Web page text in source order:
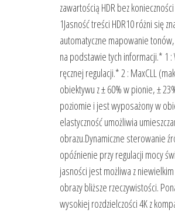
zawartością HDR bez
1Jasność treści HDR10 różni się
automatyczne mapowanie
na podstawie tych informacji.* 1
ręcznej regulacji.* 2 : MaxCLL
obiektywu z ± 60% w pionie, ±
poziomie i jest wyposażony w
elastyczność umożliwia
obrazu.Dynamiczne sterowanie
opóźnienie przy regulacji mocy
jasności jest możliwa z
obrazy bliższe rzeczywistości.
wysokiej rozdzielczości 4K z